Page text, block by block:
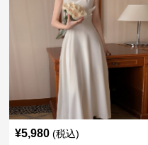
¥5,980 (税込)